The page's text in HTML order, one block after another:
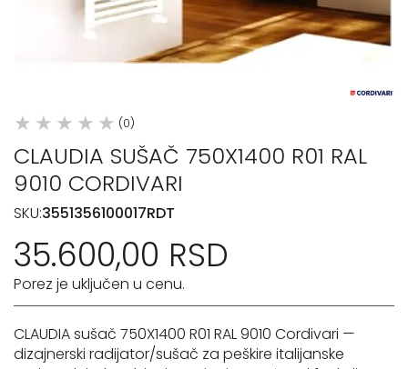
(0)
CLAUDIA SUŠAČ 750X1400 R01 RAL
9010 CORDIVARI
SKU:3551356100017RDT
35.600,00 RSD
Porez je uključen u cenu.
CLAUDIA sušač 750X1400 R01 RAL 9010 Cordivari —
dizajnerski radijator/sušač za peškire italijanske